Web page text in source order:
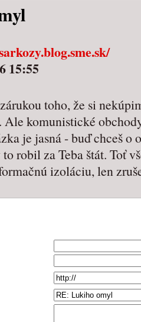
15:55
toho, že si
komunistické
je jasná - buď chceš
to robil za Teba štát. Toť
izoláciu, len